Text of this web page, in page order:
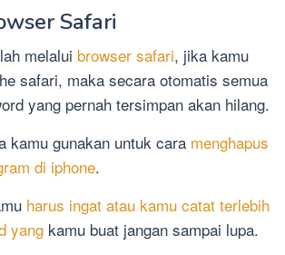
Safari
melalui browser safari, jika kamu
safari, maka secara otomatis semua
yang pernah tersimpan akan hilang.
kamu gunakan untuk cara menghapus
di iphone.
harus ingat atau kamu catat terlebih
yang kamu buat jangan sampai lupa.